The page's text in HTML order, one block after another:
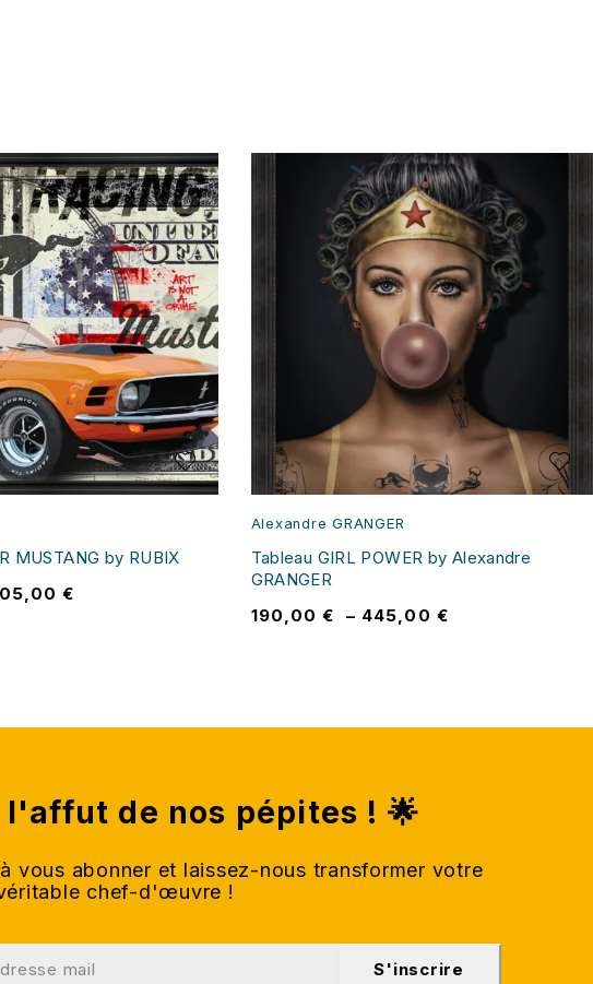
MUSTANG by RUBIX
€
Alexandre GRANGER
Tableau GIRL POWER by Alexandre
GRANGER
190,00€ – 445,00 €
l'affut de nos pépites ! 🌟
vous abonner et laissez-nous transformer votre
chef-d'œuvre !
S'inscrire